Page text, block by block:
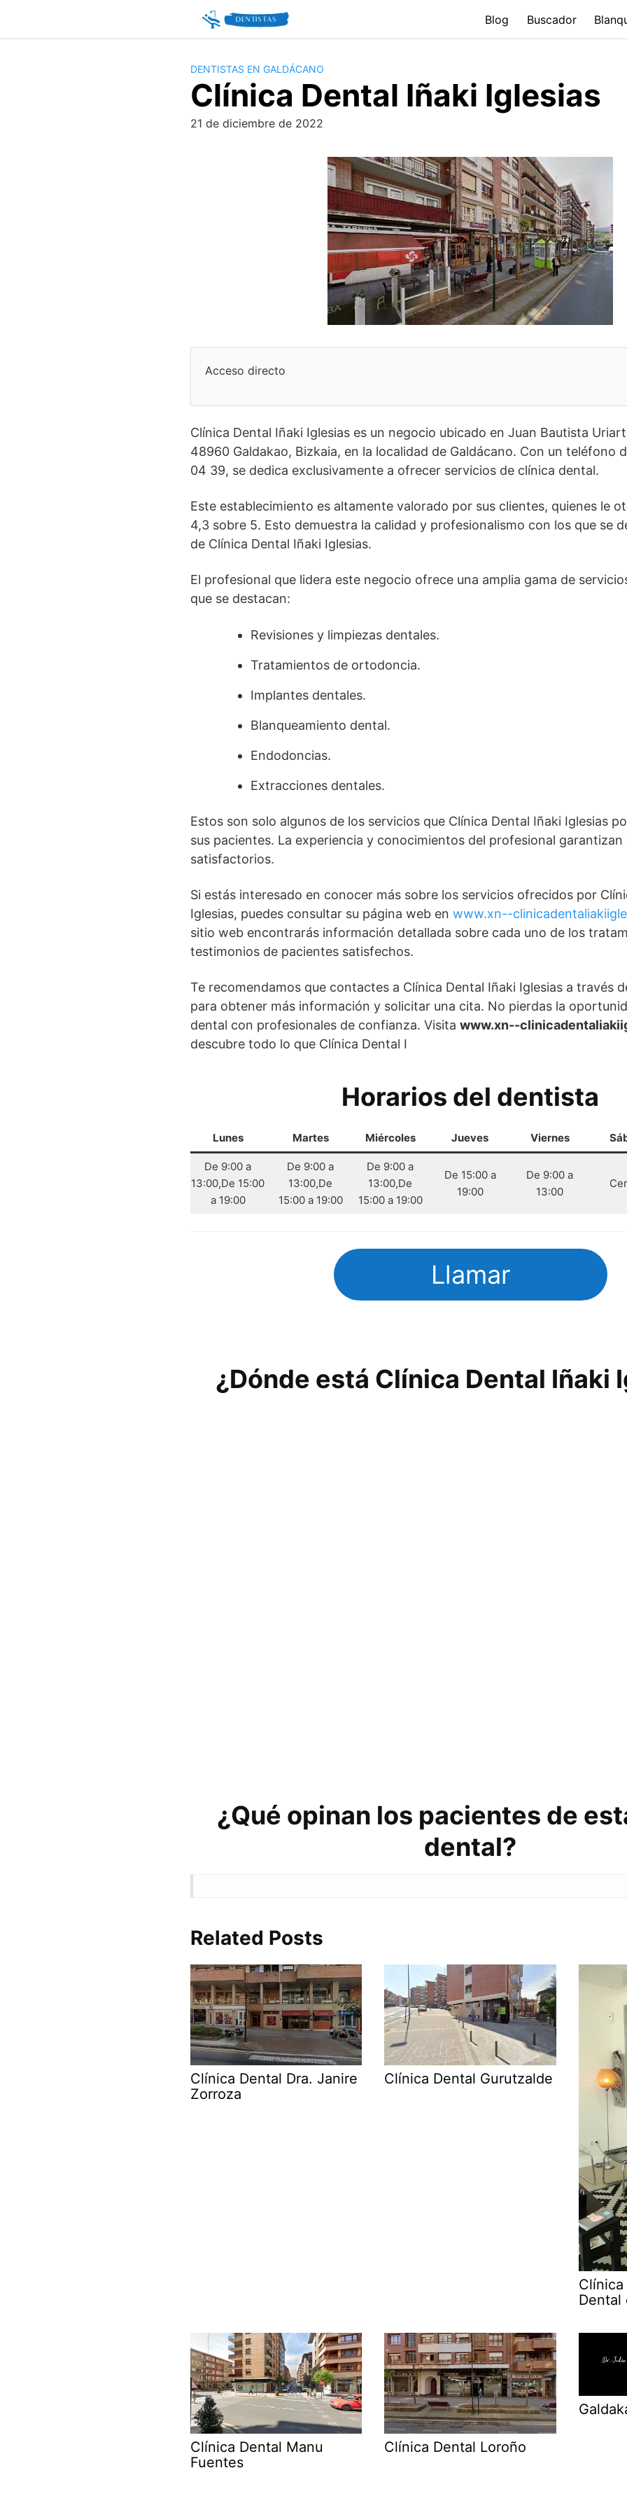
content
Blog Buscador
DENTISTAS EN GALDÁCANO
Clínica Dental Iñaki Iglesias
21 de diciembre de 2022
Acceso directo
Clínica Dental Iñaki Iglesias es un negocio ubicado en Juan Bautista
48960 Galdakao, Bizkaia, en la localidad de Galdácano. Con un teléfono
04 39, se dedica exclusivamente a ofrecer servicios de clínica dental.
Este establecimiento es altamente valorado por sus clientes, quienes le
4,3 sobre 5. Esto demuestra la calidad y profesionalismo con los que se
de Clínica Dental Iñaki Iglesias.
El profesional que lidera este negocio ofrece una amplia gama de
que se destacan:
Revisiones y limpiezas dentales.
Tratamientos de ortodoncia.
Implantes dentales.
Blanqueamiento dental.
Endodoncias.
Extracciones dentales.
Estos son solo algunos de los servicios que Clínica Dental Iñaki Iglesias
sus pacientes. La experiencia y conocimientos del profesional
satisfactorios.
Si estás interesado en conocer más sobre los servicios ofrecidos por
Iglesias, puedes consultar su página web en www.xn--
sitio web encontrarás información detallada sobre cada uno de los
testimonios de pacientes satisfechos.
Te recomendamos que contactes a Clínica Dental Iñaki Iglesias a través
para obtener más información y solicitar una cita. No pierdas la
dental con profesionales de confianza. Visita www.xn--
descubre todo lo que Clínica Dental I
Horarios del dentista
Lunes Martes Miércoles Jueves Viernes
De 9:00 a
13:00,De 15:00
a 19:00
De 9:00 a
13:00,De
15:00 a 19:00
De 9:00 a
13:00,De
15:00 a 19:00
De 15:00 a
19:00
De 9:00 a
13:00
Llamar
¿Dónde está Clínica Dental Iñaki
¿Qué opinan los pacientes de
dental?
Related Posts
Clínica Dental Dra. Janire
Zorroza
Clínica Dental Gurutzalde
Dental
Clínica Dental Manu
Fuentes
Clínica Dental Loroño